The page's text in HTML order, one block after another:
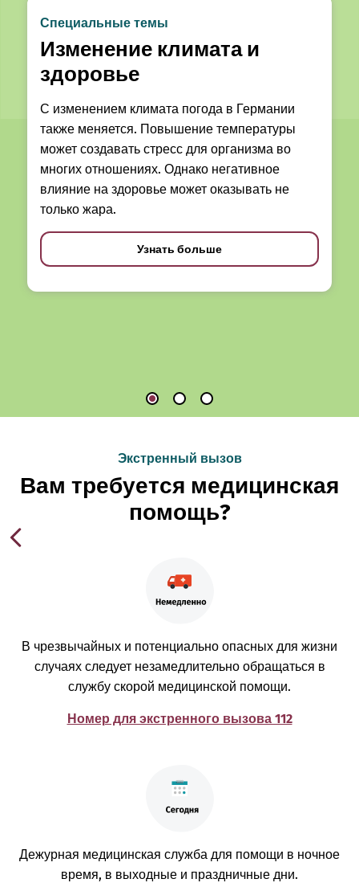
Специальные темы
Изменение климата и
здоровье
С изменением климата погода в Германии
также меняется. Повышение температуры
может создавать стресс для организма во
многих отношениях. Однако негативное
влияние на здоровье может оказывать не
только жара.
Узнать больше
Экстренный вызов
Вам требуется медицинская
помощь?
В чрезвычайных и потенциально опасных для жизни
случаях следует незамедлительно обращаться в
службу скорой медицинской помощи.
Номер для экстренного вызова 112
Дежурная медицинская служба для помощи в ночное
время, в выходные и праздничные дни.